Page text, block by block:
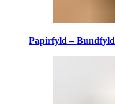
Papirfyld – Bundfyld